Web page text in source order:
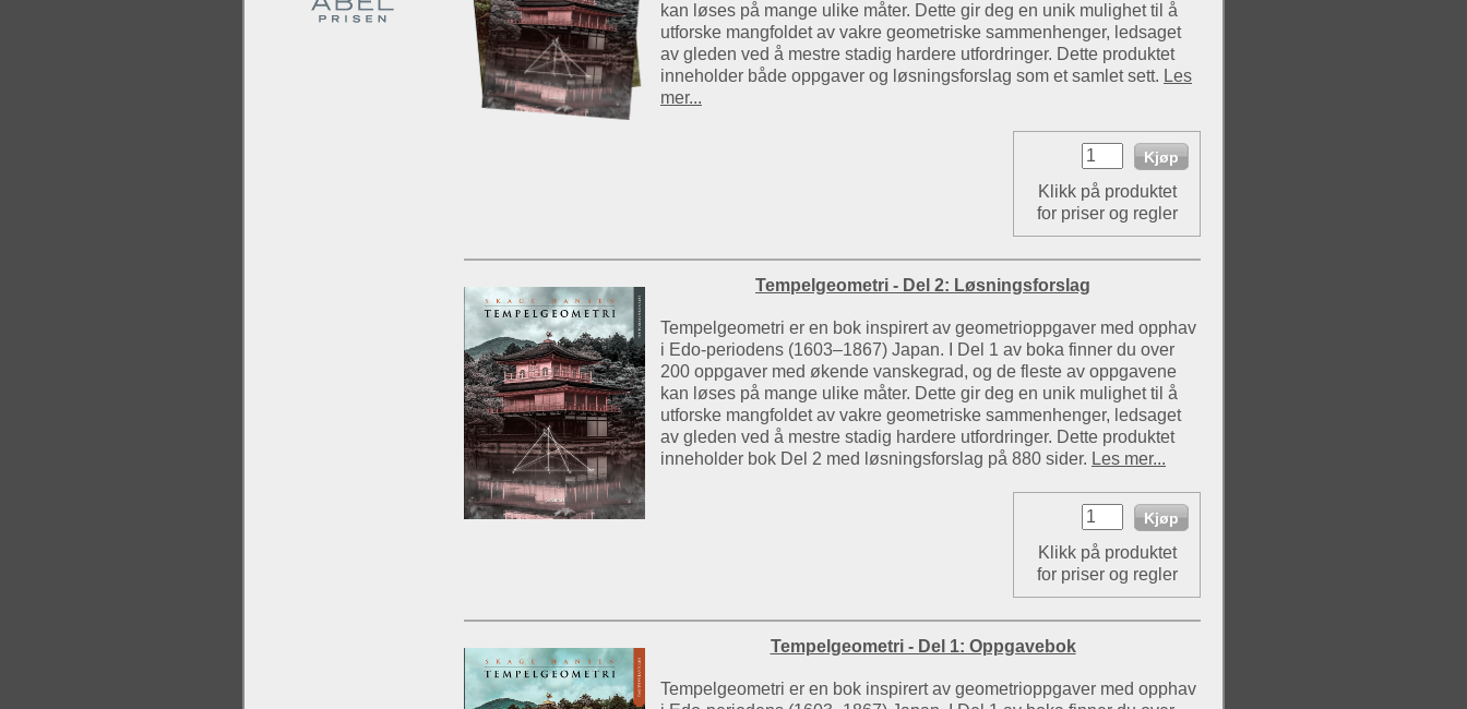
kan løses på mange ulike måter. Dette gir deg en unik mulighet til å
utforske mangfoldet av vakre geometriske sammenhenger, ledsaget
av gleden ved å mestre stadig hardere utfordringer. Dette produktet
inneholder både oppgaver og løsningsforslag som et samlet sett. Les
mer...
Klikk på produktet
for priser og regler
Tempelgeometri - Del 2: Løsningsforslag
Tempelgeometri er en bok inspirert av geometrioppgaver med opphav
i Edo-periodens (1603–1867) Japan. I Del 1 av boka finner du over
200 oppgaver med økende vanskegrad, og de fleste av oppgavene
kan løses på mange ulike måter. Dette gir deg en unik mulighet til å
utforske mangfoldet av vakre geometriske sammenhenger, ledsaget
av gleden ved å mestre stadig hardere utfordringer. Dette produktet
inneholder bok Del 2 med løsningsforslag på 880 sider. Les mer...
Klikk på produktet
for priser og regler
Tempelgeometri - Del 1: Oppgavebok
Tempelgeometri er en bok inspirert av geometrioppgaver med opphav